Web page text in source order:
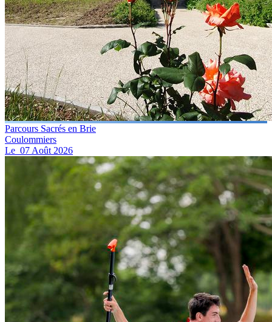
Parcours Sacrés en Brie
Coulommiers
Le 07 Août 2026